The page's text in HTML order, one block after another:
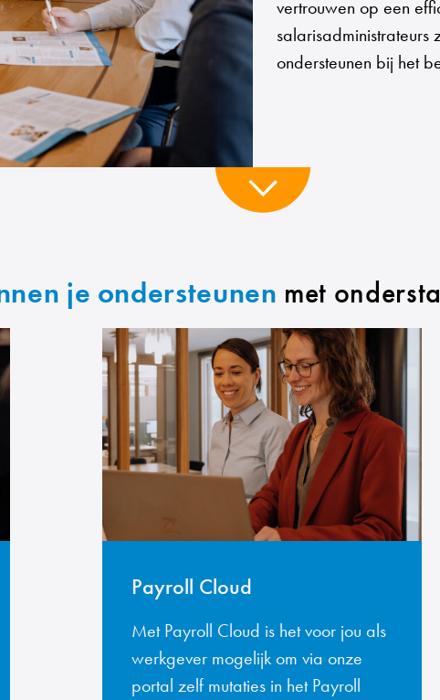
vertrouwen op een
ondersteunen bij het
je ondersteunen met
Payroll Cloud
Met Payroll Cloud is het voor jou als
werkgever mogelijk om via onze
portal zelf mutaties in het Payroll